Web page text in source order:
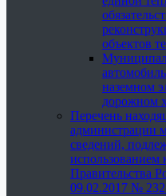
объектов
наземном
дорожном
Перечень
администрации
сведений,
использованием
Правительства
09.02.2017 №